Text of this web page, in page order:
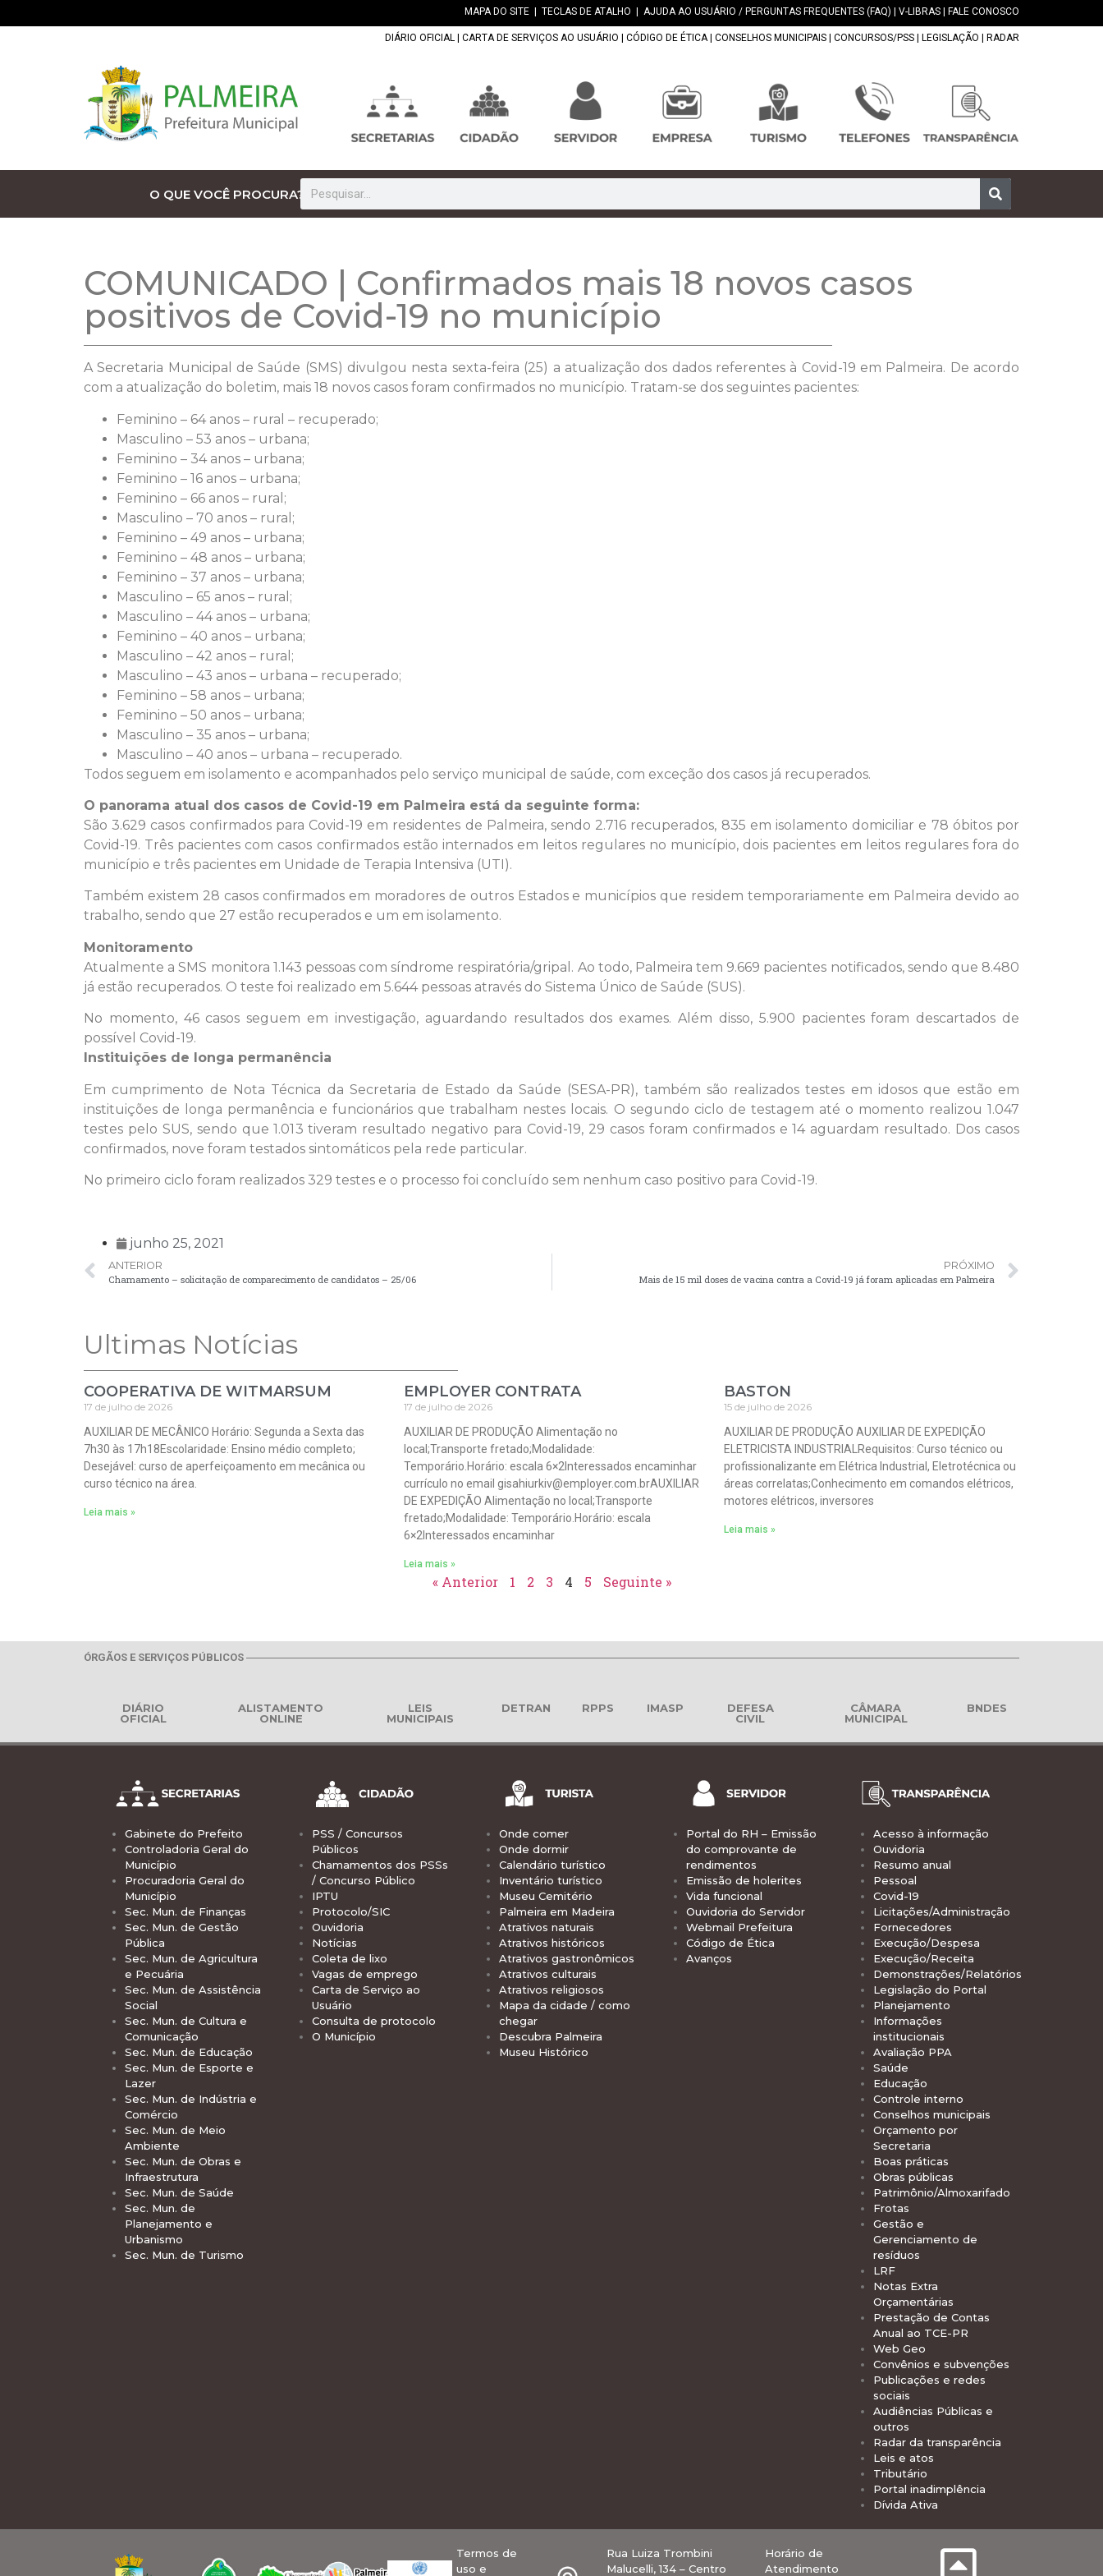
MAPA DO SITE TECLAS DE ATALHO AJUDA AO USUÁRIO / PERGUNTAS FREQUENTES (FAQ) V-LIBRAS FALE CONOSCO
DIÁRIO OFICIAL CARTA DE SERVIÇOS AO USUÁRIO CÓDIGO DE ÉTICA| CONSELHOS MUNICIPAIS CONCURSOS/PSS LEGISLAÇÃO RADAR
O QUE VOCÊ PROCURA?
COMUNICADO | Confirmados mais 18 novos casos
positivos de Covid-19 no município
A Secretaria Municipal de Saúde (SMS) divulgou nesta sexta-feira (25) a atualização dos dados referentes à Covid-19 em Palmeira. De acordo
com a atualização do boletim, mais 18 novos casos foram confirmados no município. Tratam-se dos seguintes pacientes:
Feminino – 64 anos – rural – recuperado;
Masculino – 53 anos – urbana;
Feminino – 34 anos – urbana;
Feminino – 16 anos – urbana;
Feminino – 66 anos – rural;
Masculino – 70 anos – rural;
Feminino – 49 anos – urbana;
Feminino – 48 anos – urbana;
Feminino – 37 anos – urbana;
Masculino – 65 anos – rural;
Masculino – 44 anos – urbana;
Feminino – 40 anos – urbana;
Masculino – 42 anos – rural;
Masculino – 43 anos – urbana – recuperado;
Feminino – 58 anos – urbana;
Feminino – 50 anos – urbana;
Masculino – 35 anos – urbana;
Masculino – 40 anos – urbana – recuperado.
Todos seguem em isolamento e acompanhados pelo serviço municipal de saúde, com exceção dos casos já recuperados.
O panorama atual dos casos de Covid-19 em Palmeira está da seguinte forma:
São 3.629 casos confirmados para Covid-19 em residentes de Palmeira, sendo 2.716 recuperados, 835 em isolamento domiciliar e 78 óbitos por
Covid-19. Três pacientes com casos confirmados estão internados em leitos regulares no município, dois pacientes em leitos regulares fora do
município e três pacientes em Unidade de Terapia Intensiva (UTI).
Também existem 28 casos confirmados em moradores de outros Estados e municípios que residem temporariamente em Palmeira devido ao
trabalho, sendo que 27 estão recuperados e um em isolamento.
Monitoramento
Atualmente a SMS monitora 1.143 pessoas com síndrome respiratória/gripal. Ao todo, Palmeira tem 9.669 pacientes notificados, sendo que 8.480
já estão recuperados. O teste foi realizado em 5.644 pessoas através do Sistema Único de Saúde (SUS).
No momento, 46 casos seguem em investigação, aguardando resultados dos exames. Além disso, 5.900 pacientes foram descartados de
possível Covid-19.
Instituições de longa permanência
Em cumprimento de Nota Técnica da Secretaria de Estado da Saúde (SESA-PR), também são realizados testes em idosos que estão em
instituições de longa permanência e funcionários que trabalham nestes locais. O segundo ciclo de testagem até o momento realizou 1.047
testes pelo SUS, sendo que 1.013 tiveram resultado negativo para Covid-19, 29 casos foram confirmados e 14 aguardam resultado. Dos casos
confirmados, nove foram testados sintomáticos pela rede particular.
No primeiro ciclo foram realizados 329 testes e o processo foi concluído sem nenhum caso positivo para Covid-19.
junho 25, 2021
ANTERIOR
Chamamento – solicitação de comparecimento de candidatos – 25/06
PRÓXIMO
Mais de 15 mil doses de vacina contra a Covid-19 já foram aplicadas em Palmeira
Ultimas Notícias
COOPERATIVA DE WITMARSUM
17 de julho de 2026
AUXILIAR DE MECÂNICO Horário: Segunda a Sexta das
7h30 às 17h18Escolaridade: Ensino médio completo;
Desejável: curso de aperfeiçoamento em mecânica ou
curso técnico na área.
Leia mais »
EMPLOYER CONTRATA
17 de julho de 2026
AUXILIAR DE PRODUÇÃO Alimentação no
local;Transporte fretado;Modalidade:
Temporário.Horário: escala 6×2Interessados encaminhar
currículo no email gisahiurkiv@employer.com.brAUXILIAR
DE EXPEDIÇÃO Alimentação no local;Transporte
fretado;Modalidade: Temporário.Horário: escala
6×2Interessados encaminhar
Leia mais »
BASTON
15 de julho de 2026
AUXILIAR DE PRODUÇÃO AUXILIAR DE EXPEDIÇÃO
ELETRICISTA INDUSTRIALRequisitos: Curso técnico ou
profissionalizante em Elétrica Industrial, Eletrotécnica ou
áreas correlatas;Conhecimento em comandos elétricos,
motores elétricos, inversores
Leia mais »
« Anterior 1 2 3 4 5 Seguinte »
ÓRGÃOS E SERVIÇOS PÚBLICOS
DIÁRIO
OFICIAL
ALISTAMENTO
ONLINE
LEIS
MUNICIPAIS
DETRAN RPPS IMASP
DEFESA
CIVIL
CÂMARA
MUNICIPAL
BNDES
Gabinete do Prefeito
Controladoria Geral do
Município
Procuradoria Geral do
Município
Sec. Mun. de Finanças
Sec. Mun. de Gestão
Pública
Sec. Mun. de Agricultura
e Pecuária
Sec. Mun. de Assistência
Social
Sec. Mun. de Cultura e
Comunicação
Sec. Mun. de Educação
Sec. Mun. de Esporte e
Lazer
Sec. Mun. de Indústria e
Comércio
Sec. Mun. de Meio
Ambiente
Sec. Mun. de Obras e
Infraestrutura
Sec. Mun. de Saúde
Sec. Mun. de
Planejamento e
Urbanismo
Sec. Mun. de Turismo
PSS / Concursos
Públicos
Chamamentos dos PSSs
/ Concurso Público
IPTU
Protocolo/SIC
Ouvidoria
Notícias
Coleta de lixo
Vagas de emprego
Carta de Serviço ao
Usuário
Consulta de protocolo
O Município
Onde comer
Onde dormir
Calendário turístico
Inventário turístico
Museu Cemitério
Palmeira em Madeira
Atrativos naturais
Atrativos históricos
Atrativos gastronômicos
Atrativos culturais
Atrativos religiosos
Mapa da cidade / como
chegar
Descubra Palmeira
Museu Histórico
Portal do RH – Emissão
do comprovante de
rendimentos
Emissão de holerites
Vida funcional
Ouvidoria do Servidor
Webmail Prefeitura
Código de Ética
Avanços
Acesso à informação
Ouvidoria
Resumo anual
Pessoal
Covid-19
Licitações/Administração
Fornecedores
Execução/Despesa
Execução/Receita
Demonstrações/Relatórios
Legislação do Portal
Planejamento
Informações
institucionais
Avaliação PPA
Saúde
Educação
Controle interno
Conselhos municipais
Orçamento por
Secretaria
Boas práticas
Obras públicas
Patrimônio/Almoxarifado
Frotas
Gestão e
Gerenciamento de
resíduos
LRF
Notas Extra
Orçamentárias
Prestação de Contas
Anual ao TCE-PR
Web Geo
Convênios e subvenções
Publicações e redes
sociais
Audiências Públicas e
outros
Radar da transparência
Leis e atos
Tributário
Portal inadimplência
Dívida Ativa
Termos de
uso e
Rua Luiza Trombini
Malucelli, 134 – Centro
Horário de
Atendimento